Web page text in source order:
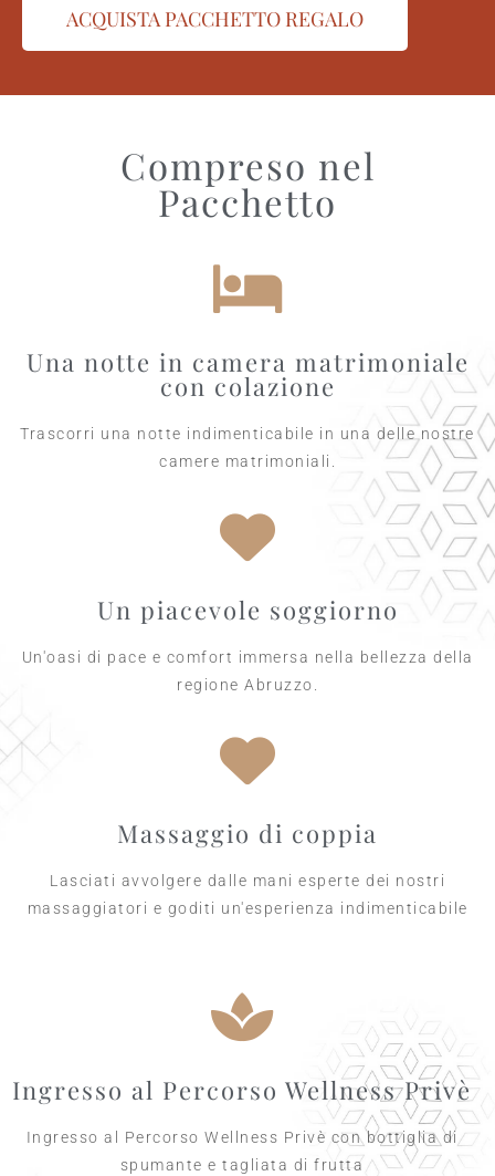
ACQUISTA PACCHETTO REGALO
Compreso nel
Pacchetto
Una notte in camera matrimoniale
con colazione
Trascorri una notte indimenticabile in una delle nostre
camere matrimoniali.
Un piacevole soggiorno
Un'oasi di pace e comfort immersa nella bellezza della
regione Abruzzo.
Massaggio di coppia
Lasciati avvolgere dalle mani esperte dei nostri
massaggiatori e goditi un'esperienza indimenticabile
Ingresso al Percorso Wellness Privè
Ingresso al Percorso Wellness Privè con bottiglia di
spumante e tagliata di frutta